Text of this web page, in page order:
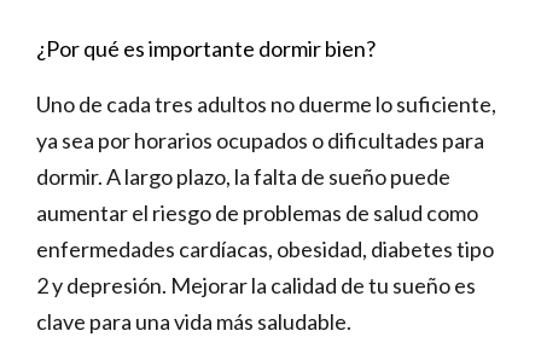
¿Por qué es importante dormir bien?
Uno de cada tres adultos no duerme lo suficiente,
ya sea por horarios ocupados o dificultades para
dormir. A largo plazo, la falta de sueño puede
aumentar el riesgo de problemas de salud como
enfermedades cardíacas, obesidad, diabetes tipo
2 y depresión. Mejorar la calidad de tu sueño es
clave para una vida más saludable.